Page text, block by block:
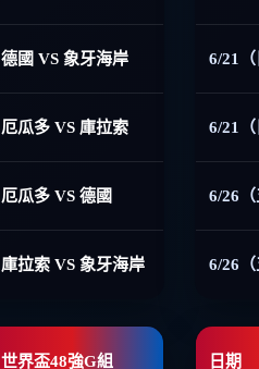
德國 VS 象牙海岸
厄瓜多 VS 庫拉索
厄瓜多 VS 德國
庫拉索 VS 象牙海岸
6/21（
6/21（
6/26（
6/26（
世界盃48強G組 日期